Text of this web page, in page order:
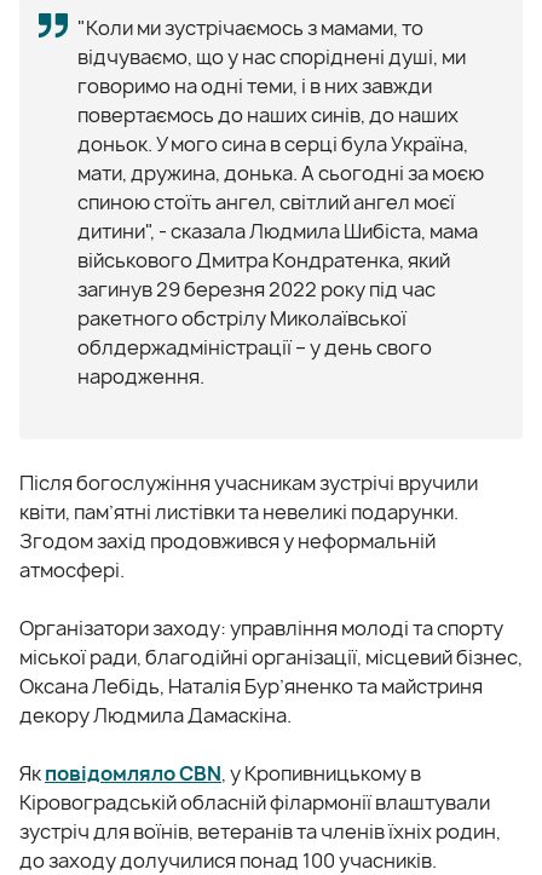
"Колимизустрічаємосьзмамами,то
відчуваємо, щоунасспорідненідуші, ми
говоримонаоднітеми, і внихзавжди
повертаємосьдонашихсинів,донаших
доньок.УмогосинавсерцібулаУкраїна,
мати,дружина,донька.Асьогоднізамоєю
спиноюстоїтьангел,світлийангел моєї
дитини", -сказалаЛюдмилаШибіста, мама
військовогоДмитраКондратенка,який
загинув29березня2022 рокупід час
ракетногообстрілуМиколаївської
облдержадміністрації–уденьсвого
народження.
Після богослужіння учасникам зустрічі вручили
квіти, пам’ятні листівки та невеликі подарунки.
Згодом захід продовжився у неформальній
атмосфері.
Організатори заходу: управління молоді та спорту
міської ради, благодійні організації, місцевий бізнес,
Оксана Лебідь, Наталія Бур’яненко та майстриня
декору Людмила Дамаскіна.
Якповідомляло CBN, у Кропивницькому в
Кіровоградській обласній філармонії влаштували
зустріч для воїнів, ветеранів та членів їхніх родин,
до заходу долучилися понад 100 учасників.